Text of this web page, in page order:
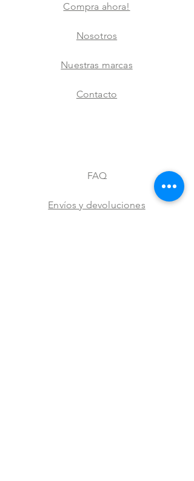
Compra ahora!
Nosotros
Nuestras marcas
Contacto
FAQ
Envíos y devoluciones